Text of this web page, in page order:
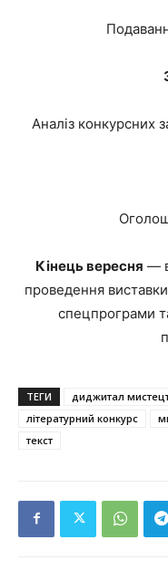
Аналіз конкурсних
Кінець вересня —
проведення виставки
спецпрограми
ТЕГИ диджитал
літературний конкурс
текст